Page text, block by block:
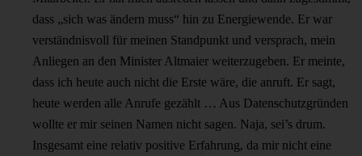
dass „sich was ändern muss“ hin zu Energiewende. Er war
verständnisvoll für meinen Standpunkt und versprach, mein
Anliegen an den Minister Altmaier weiterzugeben. Er meinte,
dass ich heute auch nicht die Erste wäre, die anruft. Er sagt,
heute werden alle Anrufe gezählt … Aus Datenschutzgründen
wollte er mir seinen Namen nicht sagen. Naja, sei’s drum.
Insgesamt eine relativ positive Erfahrung, da mir nicht eine